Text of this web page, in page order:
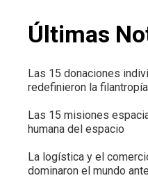
Últimas
Las 15 donaciones
redefinieron la
Las 15 misiones
humana del espacio
La logística y el
dominaron el mundo